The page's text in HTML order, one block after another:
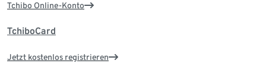
Tchibo Online-Konto
TchiboCard
Jetzt kostenlos registrieren